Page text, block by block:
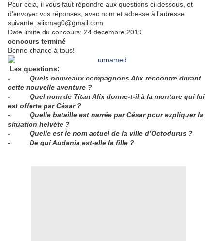
Pour cela, il vous faut répondre aux questions ci-dessous, et
d'envoyer vos réponses, avec nom et adresse à l'adresse
suivante: alixmag0@gmail.com
Date limite du concours: 24 decembre 2019
concours terminé
Bonne chance à tous!
Les questions:
- Quels nouveaux compagnons Alix rencontre durant
cette nouvelle aventure ?
- Quel nom de Titan Alix donne-t-il à la monture qui lui
est offerte par César ?
- Quelle bataille est narrée par César pour expliquer la
situation helvète ?
- Quelle est le nom actuel de la ville d’Octodurus ?
- De qui Audania est-elle la fille ?